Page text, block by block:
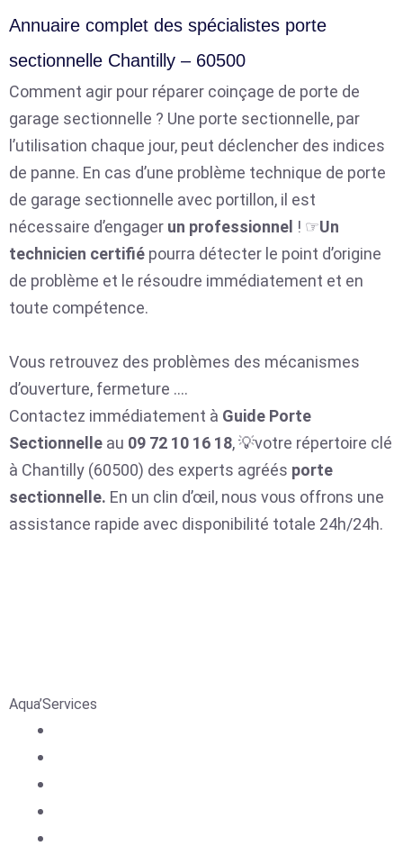
Annuaire complet des spécialistes porte
sectionnelle Chantilly – 60500
Comment agir pour réparer coinçage de porte de
garage sectionnelle ? Une porte sectionnelle, par
l’utilisation chaque jour, peut déclencher des indices
de panne. En cas d’une problème technique de porte
de garage sectionnelle avec portillon, il est
nécessaire d’engager un professionnel ! ☞Un
technicien certifié pourra détecter le point d’origine
de problème et le résoudre immédiatement et en
toute compétence.
Vous retrouvez des problèmes des mécanismes
d’ouverture, fermeture ….
Contactez immédiatement à Guide Porte
Sectionnelle au 09 72 10 16 18, 💡votre répertoire clé
à Chantilly (60500) des experts agréés porte
sectionnelle. En un clin d’œil, nous vous offrons une
assistance rapide avec disponibilité totale 24h/24h.
Aqua’Services